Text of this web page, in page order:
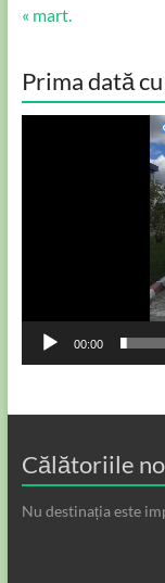
« mart.
Prima dată
00:00
Călătoriile
Nu destinația este